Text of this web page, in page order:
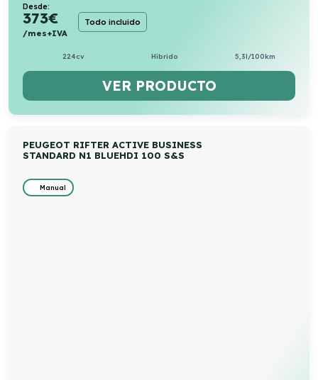
Desde:
373€
/mes+IVA
Todo incluido
224cv Híbrido 5,3l/100km
VER PRODUCTO
PEUGEOT RIFTER ACTIVE BUSINESS
STANDARD N1 BLUEHDI 100 S&S
Manual